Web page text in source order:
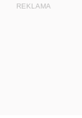
REKLAMA